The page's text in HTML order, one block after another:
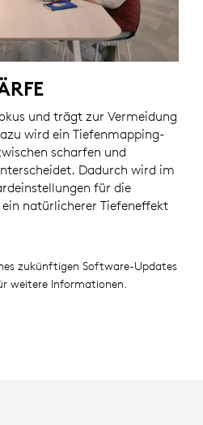
und trägt zur Vermeidung
wird ein Tiefenmapping-
scharfen und
Dadurch wird im
für die
natürlicherer Tiefeneffekt
zukünftigen Software-Updates
weitere Informationen.